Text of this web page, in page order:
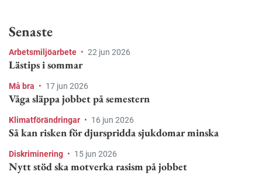
Senaste
Arbetsmiljöarbete • 22 jun 2026
Lästips i sommar
Må bra • 17 jun 2026
Våga släppa jobbet på semestern
Klimatförändringar • 16 jun 2026
Så kan risken för djurspridda sjukdomar minska
Diskriminering • 15 jun 2026
Nytt stöd ska motverka rasism på jobbet